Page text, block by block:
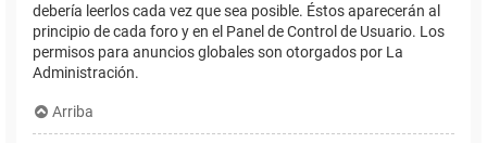
debería leerlos cada vez que sea posible. Éstos aparecerán al
principio de cada foro y en el Panel de Control de Usuario. Los
permisos para anuncios globales son otorgados por La
Administración.
Arriba